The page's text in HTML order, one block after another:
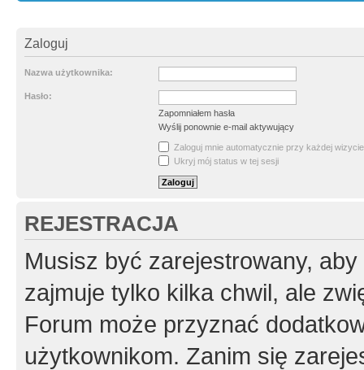
Zaloguj
Nazwa użytkownika:
Hasło:
Zapomniałem hasła
Wyślij ponownie e-mail aktywujący
Zaloguj mnie automatycznie przy każdej wizycie
Ukryj mój status w tej sesji
REJESTRACJA
Musisz być zarejestrowany,
zajmuje tylko kilka chwil, ale
Forum może przyznać
użytkownikom. Zanim się